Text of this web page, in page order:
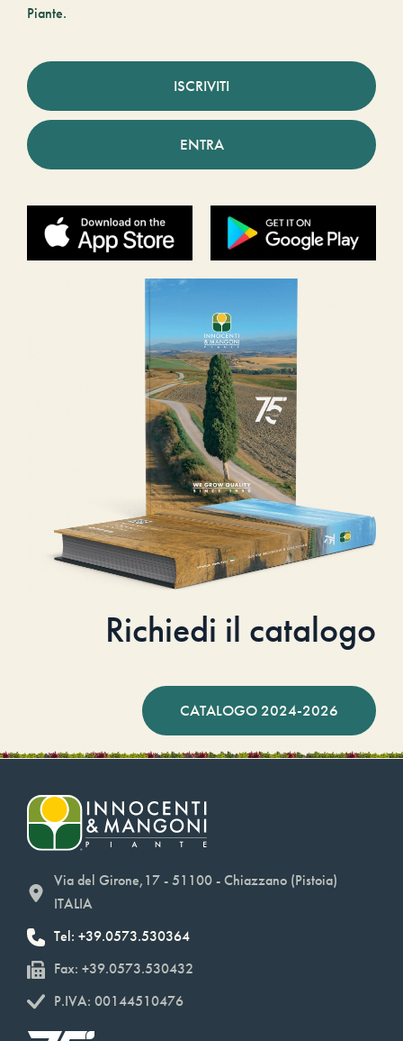
Piante.
ISCRIVITI
ENTRA
Richiedi il catalogo
CATALOGO 2024-2026
Via del Girone,17 - 51100 - Chiazzano (Pistoia)
ITALIA
Tel: +39.0573.530364
Fax: +39.0573.530432
P.IVA: 00144510476